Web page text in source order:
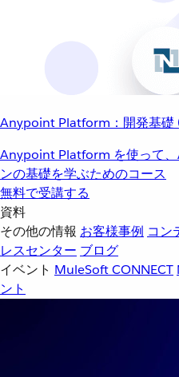
Anypoint Platform：開発基礎
Anypoint Platform を使って、
ンの基礎を学ぶためのコース
無料で受講する
資料
その他の情報 お客様事例 コン
レスセンター ブログ
イベント MuleSoft CONNECT
ント